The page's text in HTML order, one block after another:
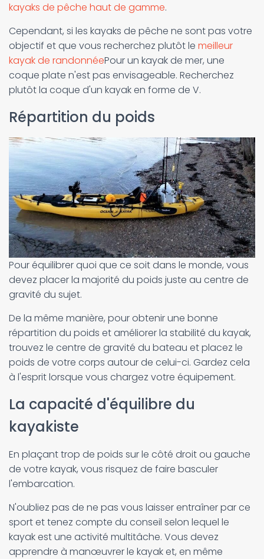
kayaks de pêche haut de gamme.
Cependant, si les kayaks de pêche ne sont pas votre
objectif et que vous recherchez plutôt le meilleur
kayak de randonnéePour un kayak de mer, une
coque plate n'est pas envisageable. Recherchez
plutôt la coque d'un kayak en forme de V.
Répartition du poids
Pour équilibrer quoi que ce soit dans le monde, vous
devez placer la majorité du poids juste au centre de
gravité du sujet.
De la même manière, pour obtenir une bonne
répartition du poids et améliorer la stabilité du kayak,
trouvez le centre de gravité du bateau et placez le
poids de votre corps autour de celui-ci. Gardez cela
à l'esprit lorsque vous chargez votre équipement.
La capacité d'équilibre du
kayakiste
En plaçant trop de poids sur le côté droit ou gauche
de votre kayak, vous risquez de faire basculer
l'embarcation.
N'oubliez pas de ne pas vous laisser entraîner par ce
sport et tenez compte du conseil selon lequel le
kayak est une activité multitâche. Vous devez
apprendre à manœuvrer le kayak et, en même